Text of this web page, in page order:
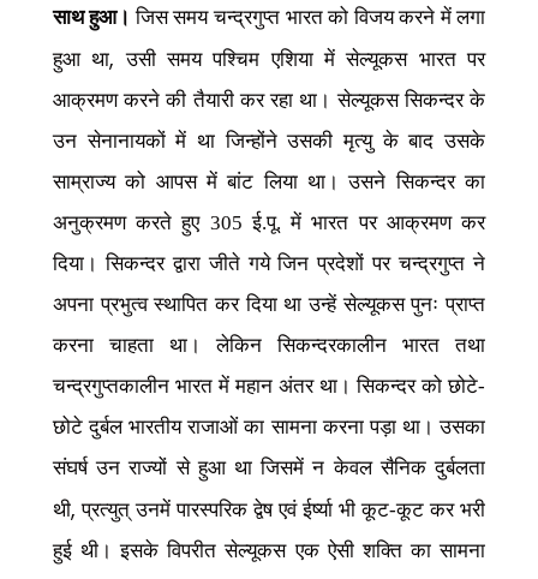
साथ हुआ। जिस समय चन्द्रगुप्त भारत को विजय करने में लगा
हुआ था,उसी समय पश्चिम एशिया में सेल्यूकस भारत पर
आक्रमण करने की तैयारी कर रहा था। सेल्यूकस सिकन्दर के
उन सेनानायकों में था जिन्होंने उसकी मृत्यु के बाद उसके
साम्राज्य को आपस में बांट लिया था। उसने सिकन्दर का
अनुक्रमण करते हुए 305 ई.पू. में भारत पर आक्रमण कर
दिया। सिकन्दर द्वारा जीते गये जिन प्रदेशों पर चन्द्रगुप्त ने
अपना प्रभुत्व स्थापित कर दिया था उन्हें सेल्यूकस पुनः प्राप्त
करना चाहता था। लेकिन सिकन्दरकालीन भारत तथा
चन्द्रगुप्तकालीन भारत में महान अंतर था। सिकन्दर को छोटे-
छोटे दुर्बल भारतीय राजाओं का सामना करना पड़ा था। उसका
संघर्ष उन राज्यों से हुआ था जिसमें न केवल सैनिक दुर्बलता
थी,प्रत्युत् उनमें पारस्परिक द्वेष एवं ईर्ष्या भी कूट-कूट कर भरी
हुई थी। इसके विपरीत सेल्यूकस एक ऐसी शक्ति का सामना